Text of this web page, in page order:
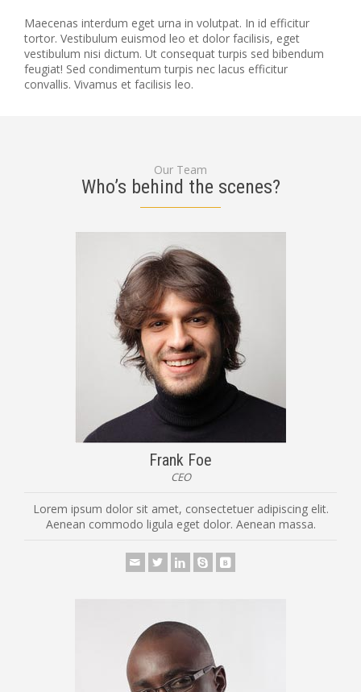
Maecenas interdum eget urna in volutpat. In id efficitur
tortor. Vestibulum euismod leo et dolor facilisis, eget
vestibulum nisi dictum. Ut consequat turpis sed bibendum
feugiat! Sed condimentum turpis nec lacus efficitur
convallis. Vivamus et facilisis leo.
Our Team
Who’s behind the scenes?
Frank Foe
CEO
Lorem ipsum dolor sit amet, consectetuer adipiscing elit.
Aenean commodo ligula eget dolor. Aenean massa.